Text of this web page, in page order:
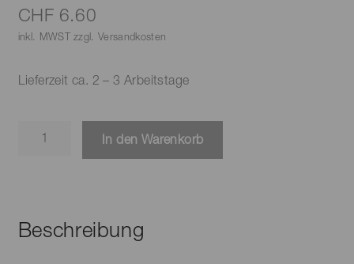
CHF 6.60
inkl. MWST zzgl. Versandkosten
Lieferzeit ca. 2 – 3 Arbeitstage
In den Warenkorb
Beschreibung